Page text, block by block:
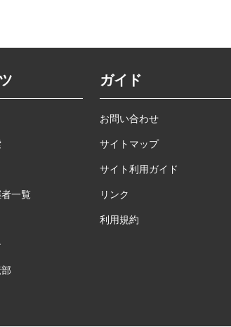
一覧
ガイド
お問い合わせ
サイトマップ
サイト利用ガイド
リンク
利用規約